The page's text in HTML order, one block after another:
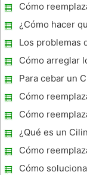
discos se
el tiempo
Cómo
un KIA Optima
¿Cómo hacer
un 1997 Ford F-
Los problemas
Cómo arreglar
2001
Para cebar un
Cómo
Cómo
¿Qué es un
Cómo
un 1995 Ford
Cómo